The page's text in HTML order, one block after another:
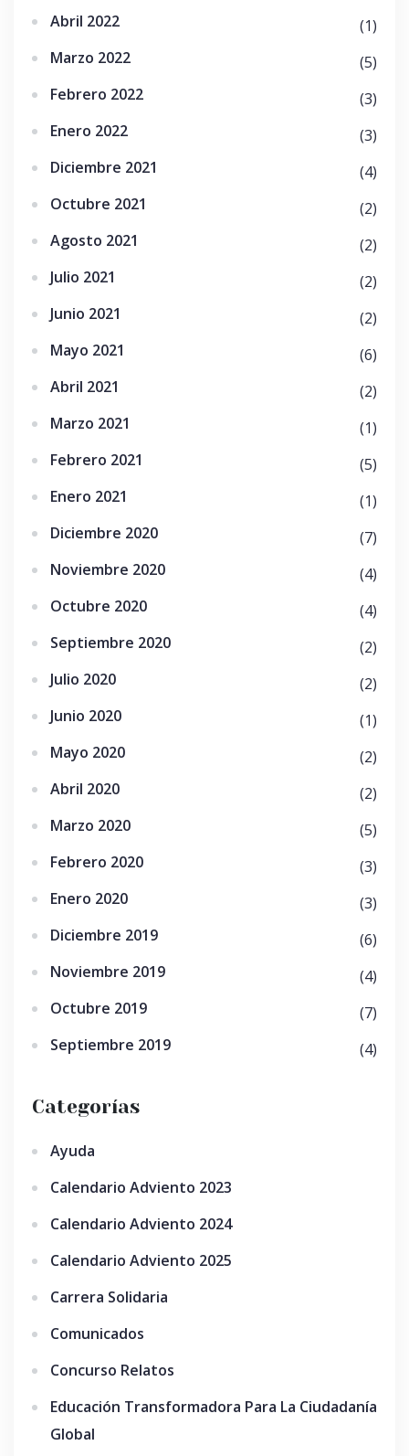
Abril 2022
(1)
Marzo 2022
(5)
Febrero 2022
(3)
Enero 2022
(3)
Diciembre 2021
(4)
Octubre 2021
(2)
Agosto 2021
(2)
Julio 2021
(2)
Junio 2021
(2)
Mayo 2021
(6)
Abril 2021
(2)
Marzo 2021
(1)
Febrero 2021
(5)
Enero 2021
(1)
Diciembre 2020
(7)
Noviembre 2020
(4)
Octubre 2020
(4)
Septiembre 2020
(2)
Julio 2020
(2)
Junio 2020
(1)
Mayo 2020
(2)
Abril 2020
(2)
Marzo 2020
(5)
Febrero 2020
(3)
Enero 2020
(3)
Diciembre 2019
(6)
Noviembre 2019
(4)
Octubre 2019
(7)
Septiembre 2019
(4)
Categorías
Ayuda
Calendario Adviento 2023
Calendario Adviento 2024
Calendario Adviento 2025
Carrera Solidaria
Comunicados
Concurso Relatos
Educación Transformadora Para La Ciudadanía
Global